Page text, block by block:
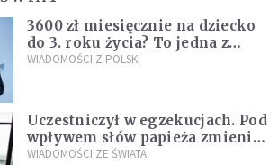
3600 zł miesięcznie na dziecko
do 3. roku życia? To jedna z
propozycji programu "Rozwój
WIADOMOŚCI Z POLSKI
Uczestniczył w egzekucjach. Pod
wpływem słów papieża zmienił
zdanie
WIADOMOŚCI ZE ŚWIATA